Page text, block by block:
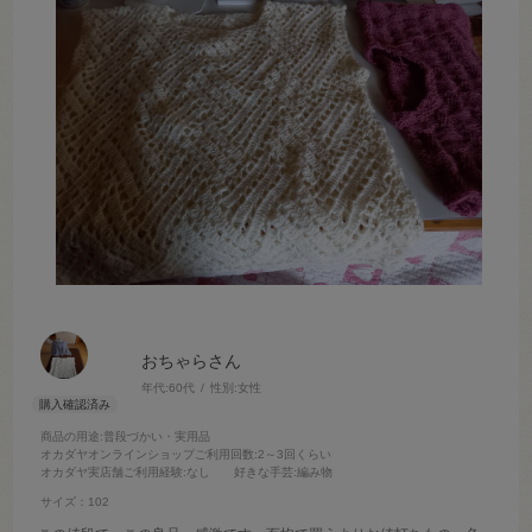
おちゃらさん
年代:60代 性別:女性
商品の用途:普段づかい・実用品
オカダヤオンラインショップご利用回数:2～3回くらい
オカダヤ実店舗ご利用経験:なし 好きな手芸:編み物
サイズ：102